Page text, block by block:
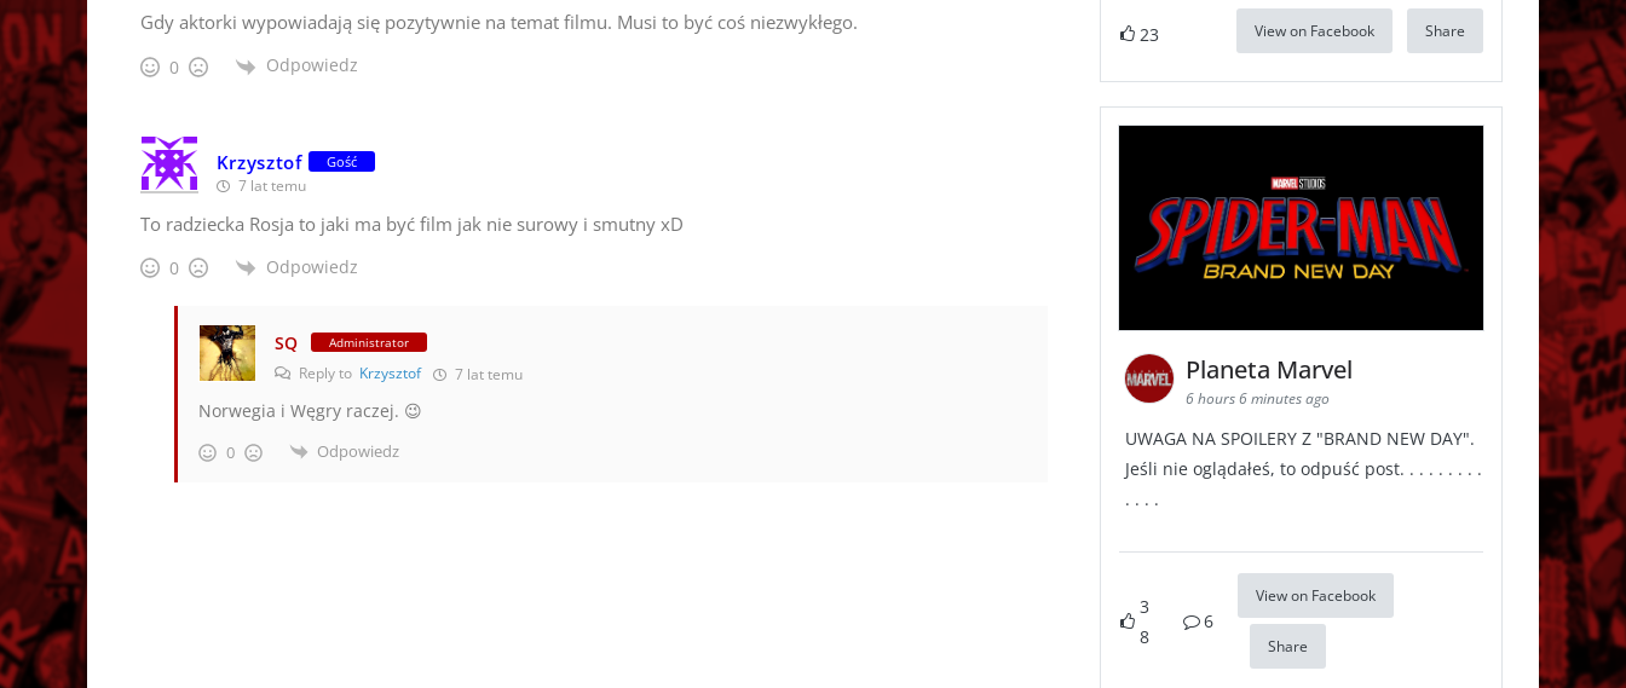
Gdy aktorki wypowiadają się pozytywnie na temat filmu. Musi to być coś niezwykłego.
0 Odpowiedz
Krzysztof Gość
7 lat temu
To radziecka Rosja to jaki ma być film jak nie surowy i smutny xD
0 Odpowiedz
SQ Administrator
Reply to Krzysztof 7 lat temu
Norwegia i Węgry raczej. 😉
0 Odpowiedz
23 View on Facebook Share
Planeta Marvel
6 hours 6 minutes ago
UWAGA NA SPOILERY Z "BRAND NEW DAY".
Jeśli nie oglądałeś, to odpuść post. . . . . . . . .
. . . .
3
8
6
View on Facebook
Share